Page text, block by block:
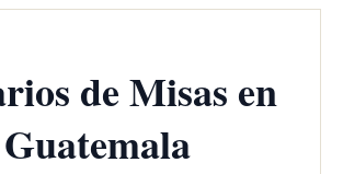
de Misas en
Guatemala